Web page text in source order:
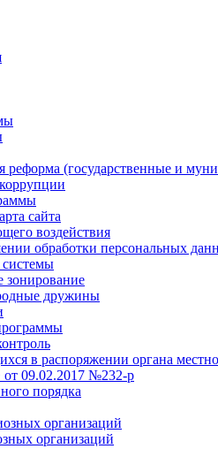
реформа (государственные и
сайта
воздействия
обработки персональных
зонирование
дружины
в распоряжении органа
от 09.02.2017 №232-р
порядка
организаций
организаций